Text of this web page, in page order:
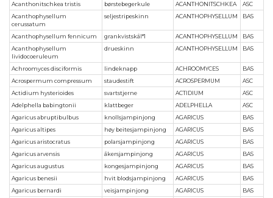
Acanthonitschkea tristis
børstebegerkule ACANTHONITSCHKEA
ASC
Acanthophysellum
cerussatum
seljestripeskinn ACANTHOPHYSELLUM BAS
Acanthophysellum fennicum grankvistskål*1 ACANTHOPHYSELLUM
BAS
Acanthophysellum
lividocoeruleum
drueskinn ACANTHOPHYSELLUM BAS
Achroomyces disciformis lindeknapp ACHROOMYCES
BAS
Acrospermum compressum
staudestift ACROSPERMUM
ASC
Actidium hysterioides
svartstjerne ACTIDIUM
ASC
Adelphella babingtonii
klattbeger ADELPHELLA
ASC
Agaricus abruptibulbus
knollsjampinjong AGARICUS
BAS
Agaricus altipes
høy beitesjampinjong AGARICUS
BAS
Agaricus aristocratus
polarsjampinjong AGARICUS
BAS
Agaricus arvensis
åkersjampinjong AGARICUS
BAS
Agaricus augustus
kongesjampinjong AGARICUS
BAS
Agaricus benesii
hvit blodsjampinjong AGARICUS
BAS
Agaricus bernardi
veisjampinjong AGARICUS
BAS